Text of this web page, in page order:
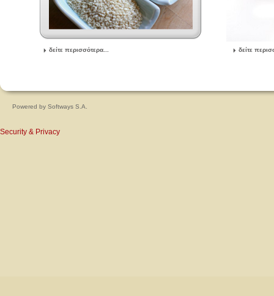
δείτε περισσότερα... δείτε
Powered by Softways S.A.
Security & Privacy